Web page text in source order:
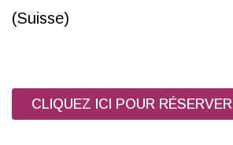
(Suisse)
CLIQUEZ ICI POUR RÉSERVER